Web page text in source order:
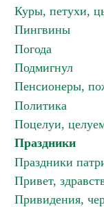
Куры, петухи,
Пингвины
Погода
Подмигнул
Пенсионеры,
Политика
Поцелуи,
Праздники
Праздники
Привет,
Привидения,